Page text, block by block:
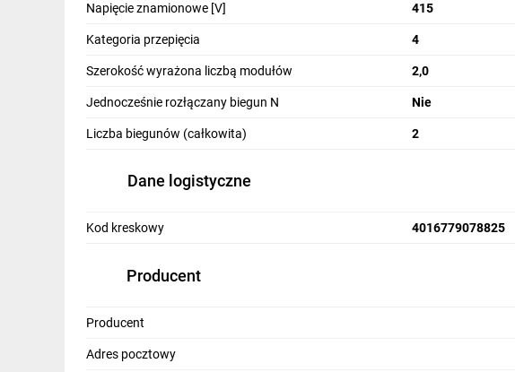
Smart home
Elektromobilność
Napięcie znamionowe [V] 415
Kategoria przepięcia 4
Szerokość wyrażona liczbą modułów 2,0
Jednocześnie rozłączany biegun N Nie
Liczba biegunów (całkowita) 2
Dane logistyczne
Kod kreskowy 4016779078825
Producent
Producent
Adres pocztowy